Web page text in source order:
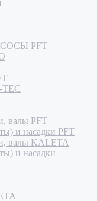
PFT
TEC
валы PFT
и насадки PFT
валы KALETA
и насадки